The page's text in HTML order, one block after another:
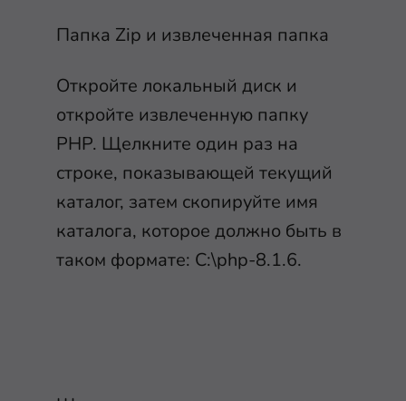
Папка Zip и извлеченная папка
Откройте локальный диск и
откройте извлеченную папку
PHP. Щелкните один раз на
строке, показывающей текущий
каталог, затем скопируйте имя
каталога, которое должно быть в
таком формате: C:\php-8.1.6.